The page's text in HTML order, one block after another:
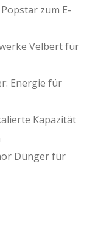
zum E-
Velbert für
Energie für
Kapazität
Dünger für